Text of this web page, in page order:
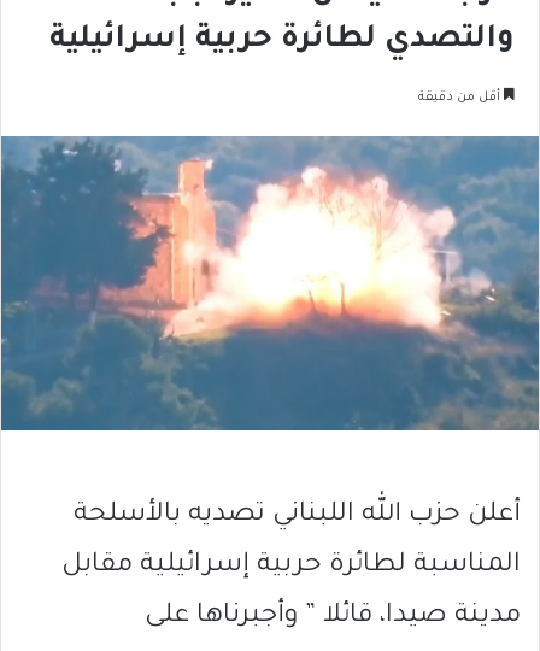
والتصدي لطائرة حربية إسرائيلية
أقل من دقيقة
أعلن حزب الله اللبناني تصديه بالأسلحة
المناسبة لطائرة حربية إسرائيلية مقابل
مدينة صيدا، قائلا ” وأجبرناها على